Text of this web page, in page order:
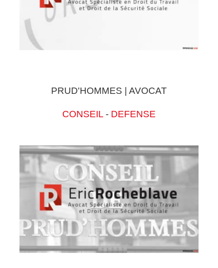
PRUD'HOMMES | AVOCAT
CONSEIL - DEFENSE